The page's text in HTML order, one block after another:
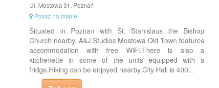
Ul. Mostowa 31, Poznań
Pokaż na mapie
Situated in Poznan with St. Stanislaus the Bishop
Church nearby, A&J Studios Mostowa Old Town features
accommodation with free WiFi.There is also a
kitchenette in some of the units equipped with a
fridge.Hiking can be enjoyed nearby.City Hall is 400...